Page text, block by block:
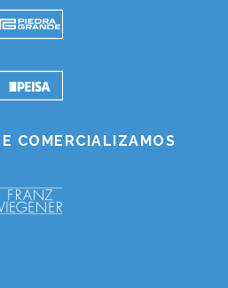
COMERCIALIZAMOS